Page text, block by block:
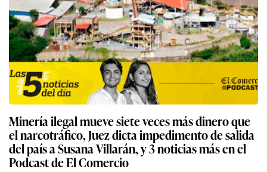
Minería ilegal mueve siete veces más dinero que
el narcotráfico, Juez dicta impedimento de salida
del país a Susana Villarán, y 3 noticias más en el
Podcast de El Comercio